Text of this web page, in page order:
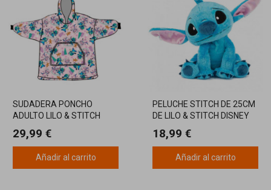
SUDADERA PONCHO
ADULTO LILO & STITCH
29,99 €
Añadir al carrito
PELUCHE STITCH DE 25CM
DE LILO & STITCH DISNEY
18,99 €
Añadir al carrito